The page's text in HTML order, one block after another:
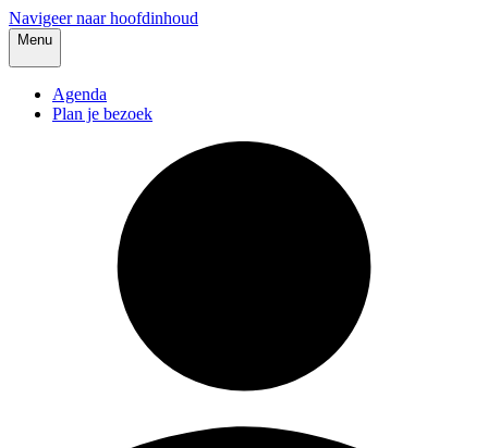
Navigeer naar hoofdinhoud
Menu
Agenda
Plan je bezoek